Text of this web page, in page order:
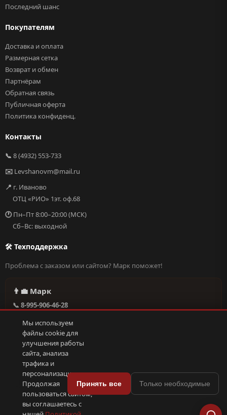
Последний шанс
Покупателям
Доставка и оплата
Размерная сетка
Возврат и обмен
Партнёрам
Обратная связь
Публичная оферта
Политика конфиденц.
Контакты
📞 8 (4932) 553-733
✉️ Levshanovm@mail.ru
📍 г. Иваново
ОТЦ «РИО» 1эт. оф.68
🕐Пн–Пт 8:00–20:00 (МСК)
Сб–Вс: выходной
🛠 Техподдержка
Проблема с заказом или сайтом? Марк поможет!
👨‍💼 Марк
📞 8-995-906-46-28
🕐 Круглосуточно, без выходных
Написать в поддержку →
© 2026 С иголочки | 37. Все права защищены.
🛠 Поддержка·Оферта· 📦 YML-фид
Мы используем
файлы cookie для
улучшения работы
сайта, анализа
трафика и
персонализации.
Продолжая
пользоваться сайтом,
вы соглашаетесь с
Принять все Только необходимые